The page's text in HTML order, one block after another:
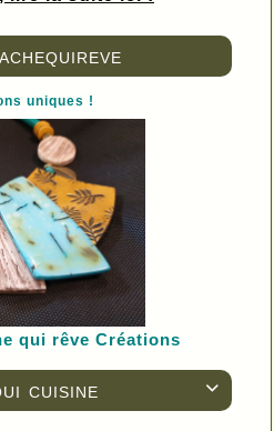
uniques !
qui rêve Créations

cuisine